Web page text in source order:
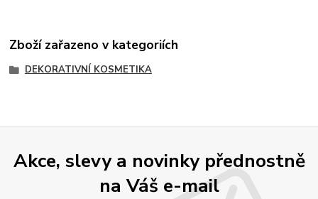
Zboží zařazeno v kategoriích
DEKORATIVNÍ KOSMETIKA
Akce, slevy a novinky přednostně
na Váš e-mail